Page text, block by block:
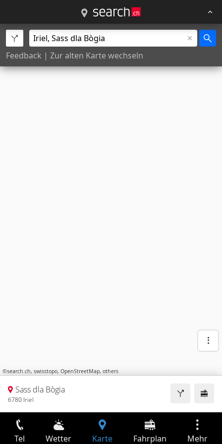
Feedback | Zur alten Karte wechseln
©search.ch, swisstopo, OpenStreetMap, others
Sass dla Bògia
6780 Iriel
Tel Wetter Karte Fahrplan Mehr